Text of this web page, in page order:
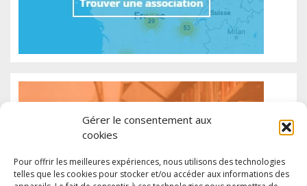
Gérer le consentement aux
cookies
Pour offrir les meilleures expériences, nous utilisons des technologies
telles que les cookies pour stocker et/ou accéder aux informations des